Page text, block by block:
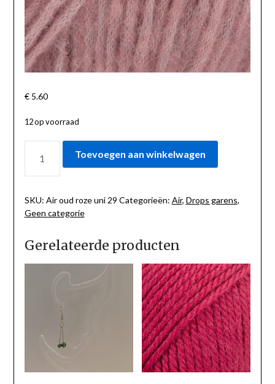
€5.60
12 op voorraad
OUD
29
AANTAL
Toevoegen aan winkelwagen
SKU: Air oud roze uni 29 Categorieën: Air, Drops garens,
Geen categorie
Gerelateerde producten